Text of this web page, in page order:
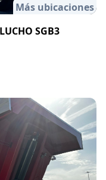
Más ubicaciones
SGB3